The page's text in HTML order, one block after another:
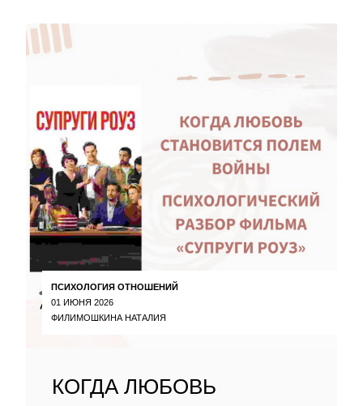
ПСИХОЛОГИЯ ОТНОШЕНИЙ
01 ИЮНЯ 2026
ФИЛИМОШКИНА НАТАЛИЯ
КОГДА ЛЮБОВЬ